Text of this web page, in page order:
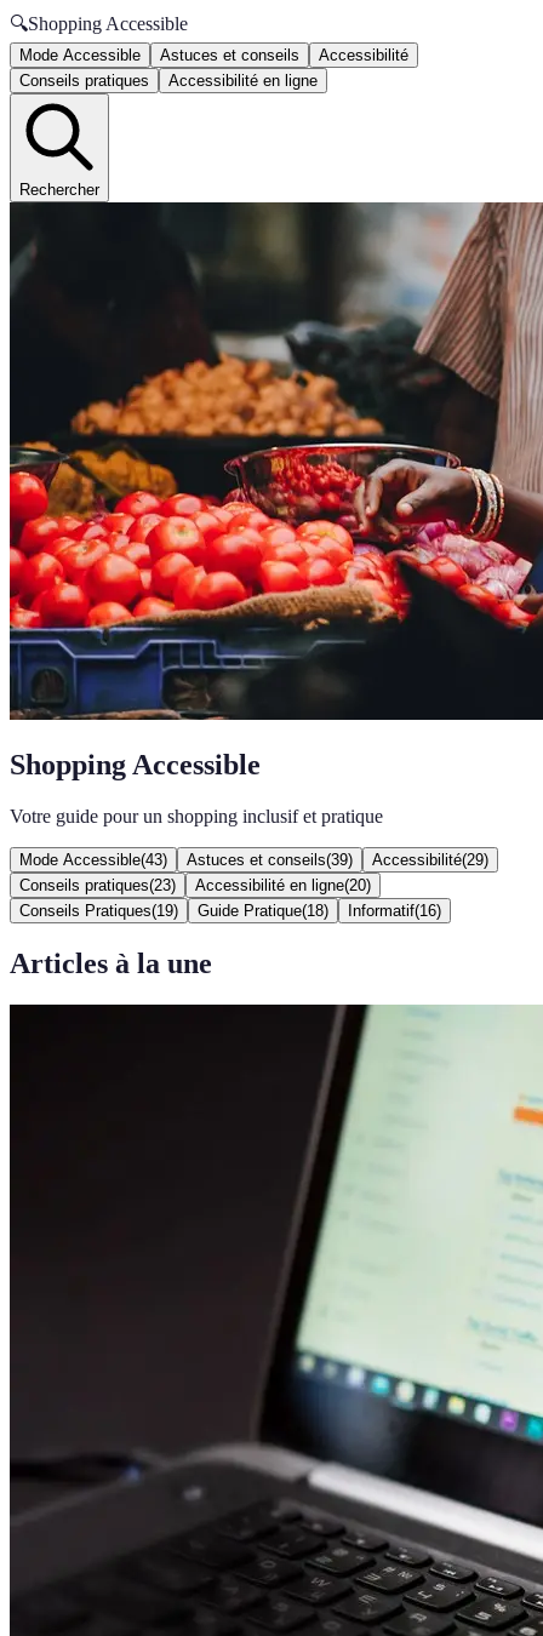
🔍Shopping Accessible
Mode Accessible Astuces et conseils
Accessibilité
Conseils pratiques
Accessibilité en ligne
Rechercher
Shopping Accessible
Votre guide pour un shopping inclusif et pratique
Mode Accessible(43) Astuces et conseils(39) Accessibilité(29)
Conseils pratiques(23) Accessibilité en ligne(20)
Conseils Pratiques(19) Guide Pratique(18) Informatif(16)
Articles à la une